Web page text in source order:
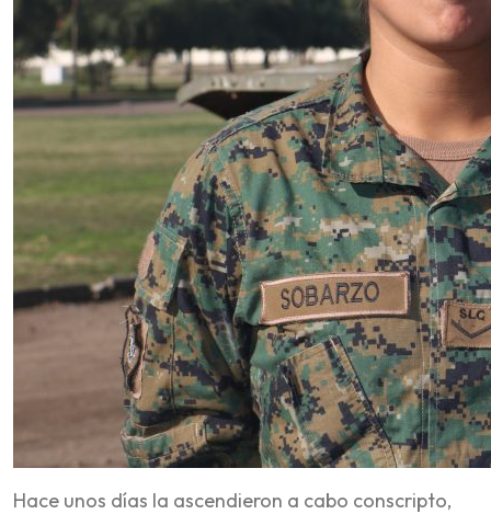
Hace unos días la ascendieron a cabo conscripto,